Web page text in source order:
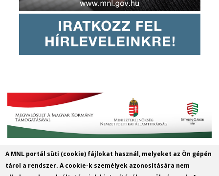
MNL Szabolcs-Szatmár-Bereg
A MNL portál süti (cookie) fájlokat használ, melyeket az Ön gépén
tárol a rendszer. A cookie-k személyek azonosítására nem